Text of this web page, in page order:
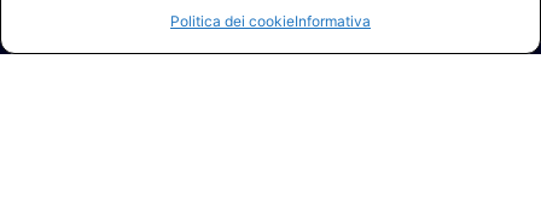
Politica dei cookieInformativa